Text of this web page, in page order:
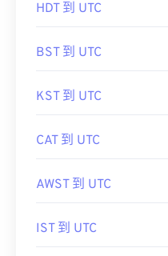
HDT 到 UTC
BST 到 UTC
KST 到 UTC
CAT 到 UTC
AWST 到 UTC
IST 到 UTC